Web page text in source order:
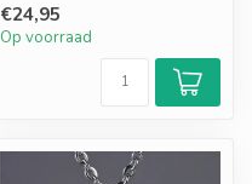
paarse DNA-...
€24,95
Op voorraad